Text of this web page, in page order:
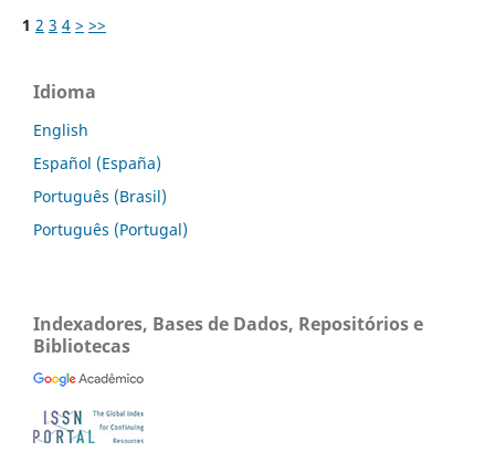
1 2 3 4 > >>
Idioma
English
Español (España)
Português (Brasil)
Português (Portugal)
Indexadores, Bases de Dados, Repositórios e
Bibliotecas